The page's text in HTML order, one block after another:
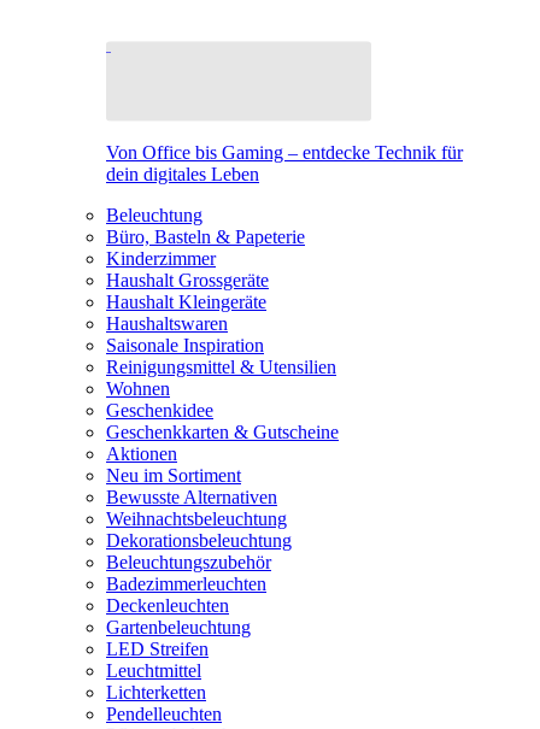
Von Office bis Gaming – entdecke Technik für
dein digitales Leben
Beleuchtung
Büro, Basteln & Papeterie
Kinderzimmer
Haushalt Grossgeräte
Haushalt Kleingeräte
Haushaltswaren
Saisonale Inspiration
Reinigungsmittel & Utensilien
Wohnen
Geschenkidee
Geschenkkarten & Gutscheine
Aktionen
Neu im Sortiment
Bewusste Alternativen
Weihnachtsbeleuchtung
Dekorationsbeleuchtung
Beleuchtungszubehör
Badezimmerleuchten
Deckenleuchten
Gartenbeleuchtung
LED Streifen
Leuchtmittel
Lichterketten
Pendelleuchten